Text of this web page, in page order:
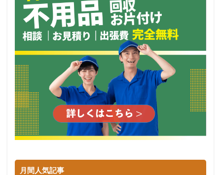
月間人気記事